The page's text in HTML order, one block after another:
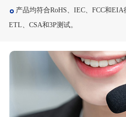
产品均符合RoHS、IEC、FCC和EIA
ETL、CSA和3P测试。